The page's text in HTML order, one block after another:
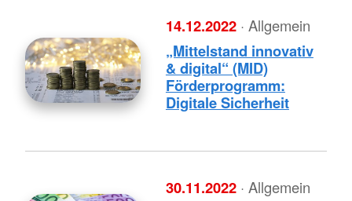
14.12.2022 · Allgemein
„Mittelstand innovativ
& digital“ (MID)
Förderprogramm:
Digitale Sicherheit
30.11.2022 · Allgemein